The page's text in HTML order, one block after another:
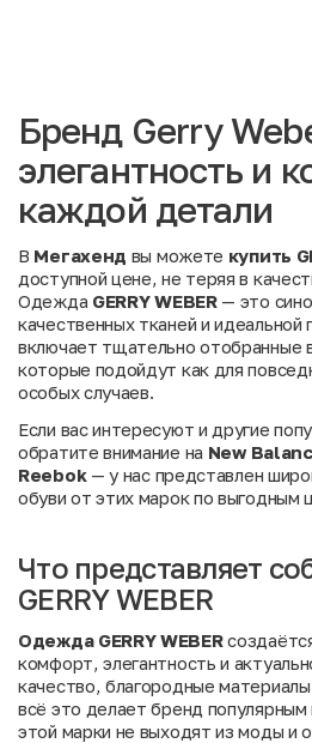
Бренд Gerry
элегантность и
каждой детали
В Мегахенд вы можете купить
доступной цене, не теряя в
Одежда GERRY WEBER— это
качественных тканей и идеальной
включает тщательно отобранные
которые подойдут как для
особых случаев.
Если вас интересуют и другие
обратите внимание на New
Reebok— у нас представлен
обуви от этих марок по выгодным
Что представляет
GERRY WEBER
Одежда GERRY WEBER
комфорт, элегантность и
качество, благородные
всё это делает бренд
этой марки не выходят из моды и